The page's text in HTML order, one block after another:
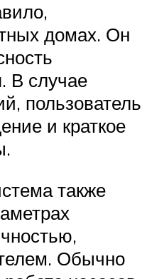
домах. Он
В случае
пользователь
и краткое
также
Обычно